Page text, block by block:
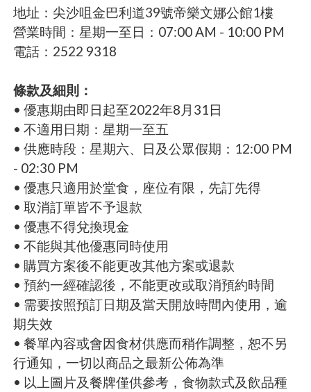
地址：尖沙咀金巴利道39號帝樂文娜公館1樓
營業時間：星期一至日：07:00 AM - 10:00 PM
電話：2522 9318
條款及細則：
• 優惠期由即日起至2022年8月31日
• 不適用日期：星期一至五
• 供應時段：星期六、日及公眾假期：12:00 PM
- 02:30 PM
• 優惠只適用於堂食，座位有限，先訂先得
• 取消訂單皆不予退款
• 優惠不得兌換現金
• 不能與其他優惠同時使用
• 購買方案後不能更改其他方案或退款
• 預約一經確認後，不能更改或取消預約時間
• 需要按照預訂日期及當天開放時間內使用，逾
期失效
• 餐單內容或會因食材供應而稍作調整，恕不另
行通知，一切以商品之最新公佈為準
• 以上圖片及餐牌僅供參考，食物款式及飲品種